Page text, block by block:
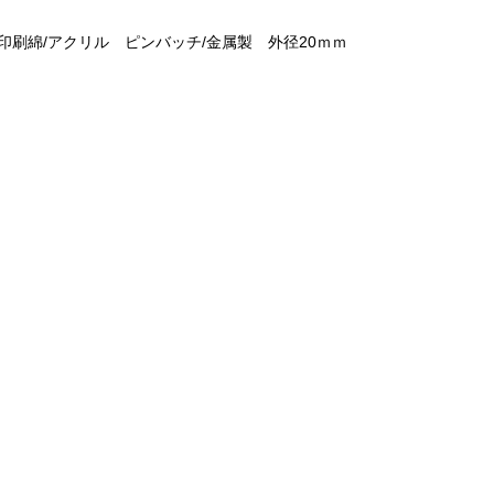
刷綿/アクリル ピンバッチ/金属製 外径20ｍｍ